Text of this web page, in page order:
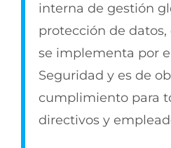
interna de gestión
protección de datos,
se implementa por
Seguridad y es de
cumplimiento para
directivos y